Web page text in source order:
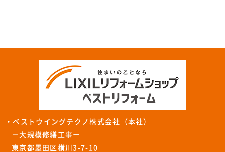
・ベストウイングテクノ株式会社（本社）
－大規模修繕工事ー
東京都墨田区横川3-7-10